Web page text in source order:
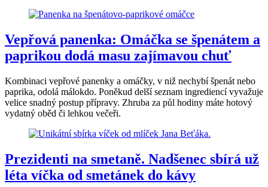
Vepřová panenka: Omáčka se špenátem a
paprikou dodá masu zajímavou chuť
Kombinaci vepřové panenky a omáčky, v niž nechybí špenát nebo
paprika, odolá málokdo. Poněkud delší seznam ingrediencí vyvažuje
velice snadný postup přípravy. Zhruba za půl hodiny máte hotový
vydatný oběd či lehkou večeři.
Prezidenti na smetaně. Nadšenec sbírá už
léta víčka od smetánek do kávy